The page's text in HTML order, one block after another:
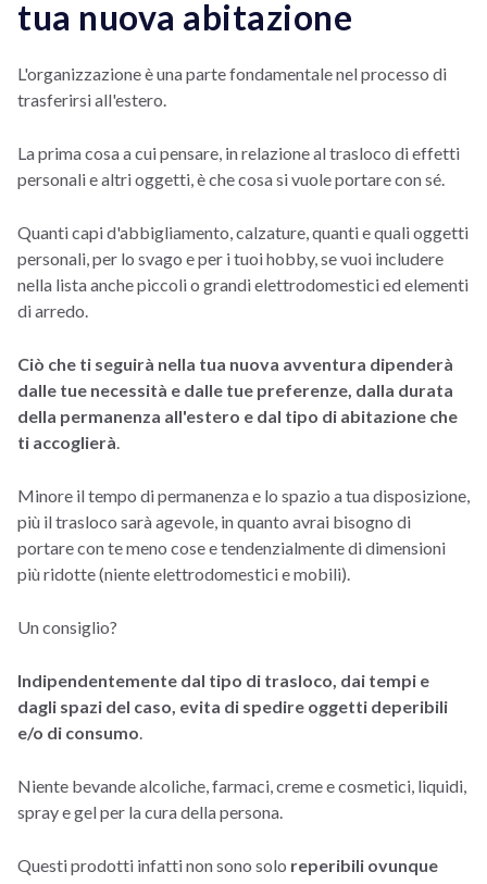
tua nuova abitazione
L'organizzazione è una parte fondamentale nel processo di
trasferirsi all'estero.
La prima cosa a cui pensare, in relazione al trasloco di effetti
personali e altri oggetti, è che cosa si vuole portare con sé.
Quanti capi d'abbigliamento, calzature, quanti e quali oggetti
personali, per lo svago e per i tuoi hobby, se vuoi includere
nella lista anche piccoli o grandi elettrodomestici ed elementi
di arredo.
Ciò che ti seguirà nella tua nuova avventura dipenderà
dalle tue necessità e dalle tue preferenze, dalla durata
della permanenza all'estero e dal tipo di abitazione che
ti accoglierà
Minore il tempo di permanenza e lo spazio a tua disposizione,
più il trasloco sarà agevole, in quanto avrai bisogno di
portare con te meno cose e tendenzialmente di dimensioni
più ridotte (niente elettrodomestici e mobili).
Un consiglio?
Indipendentemente dal tipo di trasloco, dai tempi e
dagli spazi del caso, evita di spedire oggetti deperibili
e/o di consumo
Niente bevande alcoliche, farmaci, creme e cosmetici, liquidi,
spray e gel per la cura della persona.
Questi prodotti infatti non sono solo reperibili ovunque